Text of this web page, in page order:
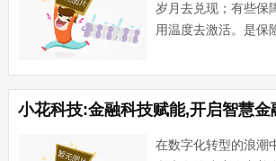
岁月去兑现；有些保
用温度去激活。是保
过病榻前颤抖的双手
的希望，也在命运突
最后的缓冲带。然而在
小花科技:金融科技赋能,开启智慧金
在数字化转型的浪潮